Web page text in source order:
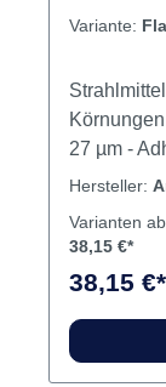
Variante:
27 µm -
Metall,
Hersteller:
Varianten ab
38,15 €*
38,15 €*